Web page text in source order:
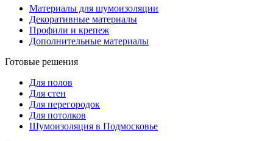
Материалы для шумоизоляции
Декоративные материалы
Профили и крепеж
Дополнительные материалы
Готовые решения
Для полов
Для стен
Для перегородок
Для потолков
Шумоизоляция в Подмосковье